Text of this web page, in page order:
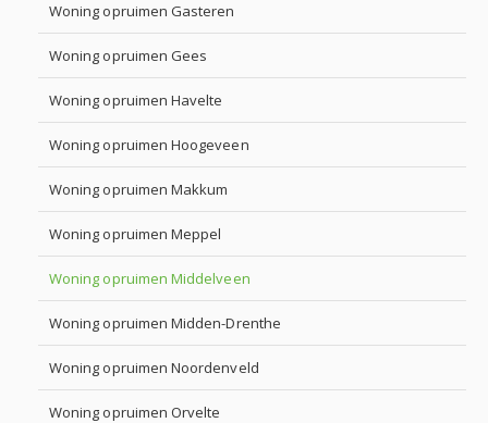
Woning opruimen Gasteren
Woning opruimen Gees
Woning opruimen Havelte
Woning opruimen Hoogeveen
Woning opruimen Makkum
Woning opruimen Meppel
Woning opruimen Middelveen
Woning opruimen Midden-Drenthe
Woning opruimen Noordenveld
Woning opruimen Orvelte